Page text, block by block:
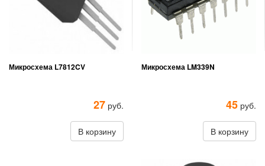
Микросхема L7812CV
27 руб.
В корзину
Микросхема LM339N
45 руб.
В корзину